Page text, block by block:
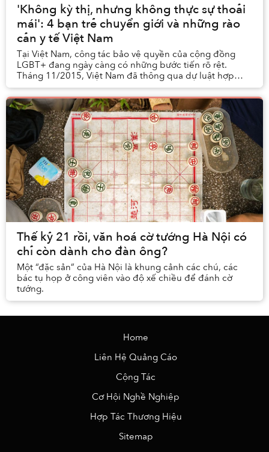
'Không kỳ thị, nhưng không thực sự thoải
mái': 4 bạn trẻ chuyển giới và những rào
cản y tế Việt Nam
Tại Việt Nam, công tác bảo vệ quyền của cộng đồng
LGBT+ đang ngày càng có những bước tiến rõ rệt.
Tháng 11/2015, Việt Nam đã thông qua dự luật hợp
pháp hóa phẫu thuật chuyển đổi giới tính; đ...
Thế kỷ 21 rồi, văn hoá cờ tướng Hà Nội có
chỉ còn dành cho đàn ông?
Một “đặc sản” của Hà Nội là khung cảnh các chú, các
bác tụ họp ở công viên vào độ xế chiều để đánh cờ
tướng.
Home
Liên Hệ Quảng Cáo
Cộng Tác
Cơ Hội Nghề Nghiệp
Hợp Tác Thương Hiệu
Sitemap